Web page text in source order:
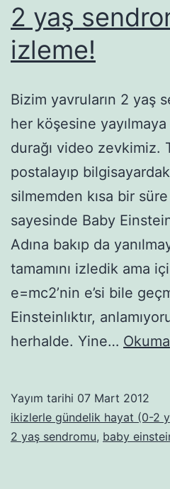
2 yaş
izleme!
Bizim yavruların 2 yaş
her köşesine
durağı video zevkimiz.
postalayıp
silmemden kısa bir
sayesinde Baby
Adına bakıp da
tamamını izledik ama
e=mc2’nin e’si bile
Einsteinlıktır,
herhalde. Yine…
Yayım tarihi 07 Mart 2012
ikizlerle gündelik hayat (0-2
2 yaş sendromu, baby